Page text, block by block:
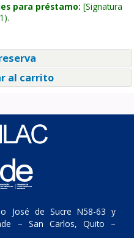
para préstamo: Signatura
al carrito
José de Sucre N58-63 y
– San Carlos, Quito –